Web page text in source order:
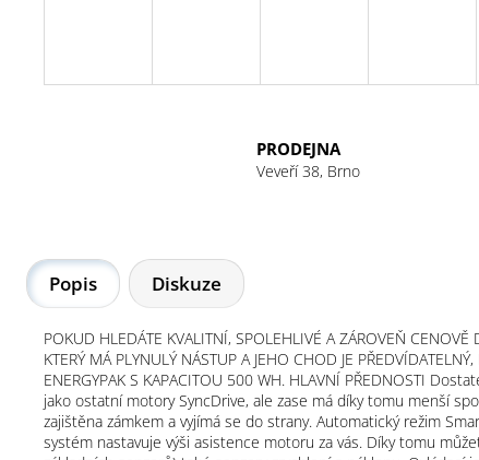
PRODEJNA
Veveří 38, Brno
Popis Diskuze
POKUD HLEDÁTE KVALITNÍ, SPOLEHLIVÉ A ZÁROVEŇ
KTERÝ MÁ PLYNULÝ NÁSTUP A JEHO CHOD JE
ENERGYPAK S KAPACITOU 500 WH. HLAVNÍ PŘEDNOSTI
jako ostatní motory SyncDrive, ale zase má díky tomu menší
zajištěna zámkem a vyjímá se do strany. Automatický režim
systém nastavuje výši asistence motoru za vás. Díky tomu